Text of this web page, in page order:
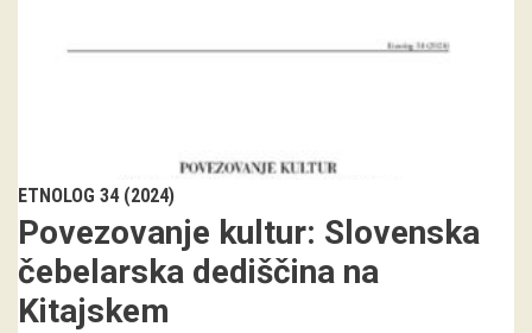
dogodki
Koledar dogodkov
Prireditve
ETNOLOG 34 (2024)
Povezovanje kultur: Slovenska
čebelarska dediščina na
Kitajskem